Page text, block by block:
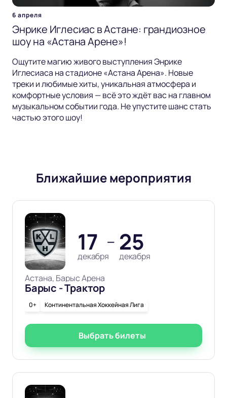
6 апреля
Энрике Иглесиас в Астане: грандиозное
шоу на «Астана Арене»!
Ощутите магию живого выступления Энрике
Иглесиаса на стадионе «Астана Арена». Новые
треки и любимые хиты, уникальная атмосфера и
комфортные условия — всё это ждёт вас на главном
музыкальном событии года. Не упустите шанс стать
частью этого шоу!
Ближайшие мероприятия
17
декабря
— 25
декабря
Астана, Барыс Арена
Барыс - Трактор
0+ Континентальная Хоккейная Лига
Выбрать билеты